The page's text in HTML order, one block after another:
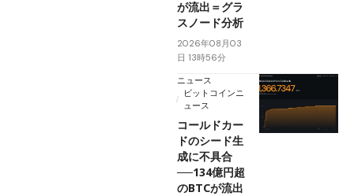
が流出＝グラ
スノード分析
2026年08月03
日 13時56分
ニュース
ビットコインニ
ュース
コールドカー
ドのシード生
成に不具合
──134億円超
のBTCが流出